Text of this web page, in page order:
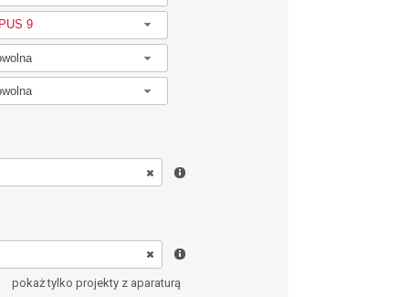
9
pokaż tylko projekty z aparaturą